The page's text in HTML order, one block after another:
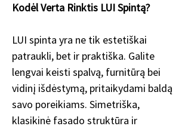
Kodėl Verta Rinktis LUI Spintą?
LUI spinta yra ne tik estetiškai
patraukli, bet ir praktiška. Galite
lengvai keisti spalvą, furnitūrą bei
vidinį išdėstymą, pritaikydami baldą
savo poreikiams. Simetriška,
klasikinė fasado struktūra ir